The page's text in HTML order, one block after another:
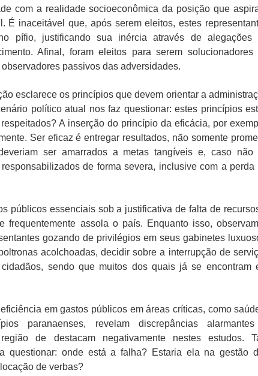
com a realidade socioeconômica da posição que
É inaceitável que, após serem eleitos, estes
pífio, justificando sua inércia através de alegações
Afinal, foram eleitos para serem solucionadores
passivos das adversidades.
esclarece os princípios que devem orientar a
político atual nos faz questionar: estes princípios
A inserção do princípio da eficácia, por
Ser eficaz é entregar resultados, não somente
ser amarrados a metas tangíveis e, caso não
de forma severa, inclusive com a perda
públicos essenciais sob a justificativa de falta de
frequentemente assola o país. Enquanto isso,
gozando de privilégios em seus gabinetes
acolchoadas, decidir sobre a interrupção de
sendo que muitos dos quais já se encontram
em gastos públicos em áreas críticas, como
paranaenses, revelam discrepâncias
de destacam negativamente nestes estudos.
questionar: onde está a falha? Estaria ela na gestão
de verbas?